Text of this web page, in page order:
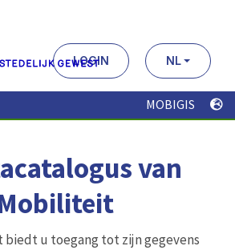
LOGIN NL
MOBIGIS
van
u toegang tot zijn gegevens